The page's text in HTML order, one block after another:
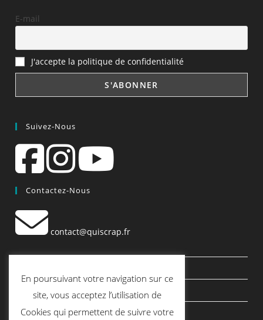
E-mail
J'accepte la politique de confidentialité
Suivez-Nous
Contactez-Nous
contact@quiscrap.fr
Le Blog
Conditions générales de vente
En poursuivant votre navigation sur ce
site, vous acceptez l’utilisation de
Cookies qui permettent de suivre votre